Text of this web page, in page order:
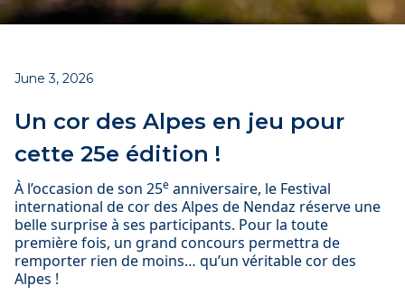
June 3, 2026
Un cor des Alpes en jeu pour
cette 25e édition !
À l’occasion de son 25e anniversaire, le Festival
international de cor des Alpes de Nendaz réserve une
belle surprise à ses participants. Pour la toute
première fois, un grand concours permettra de
remporter rien de moins… qu’un véritable cor des
Alpes !